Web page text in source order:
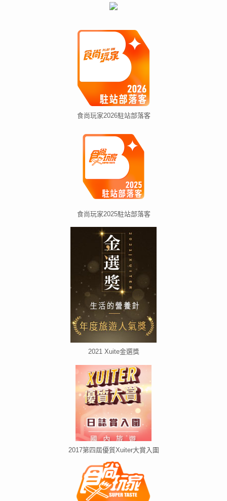
食尚玩家2026駐站部落客
食尚玩家2025駐站部落客
2021 Xuite金選獎
2017第四屆優質Xuiter大賞入圍